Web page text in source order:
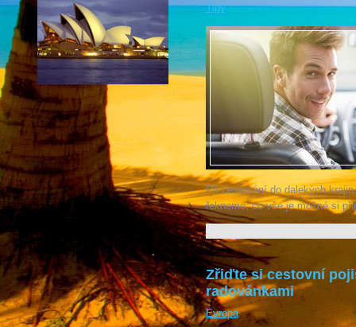
Tipy
Při cestování do dalekých
řekneme, co vše je možné si
Zřiďte si cestovní
radovánkami
Evropa